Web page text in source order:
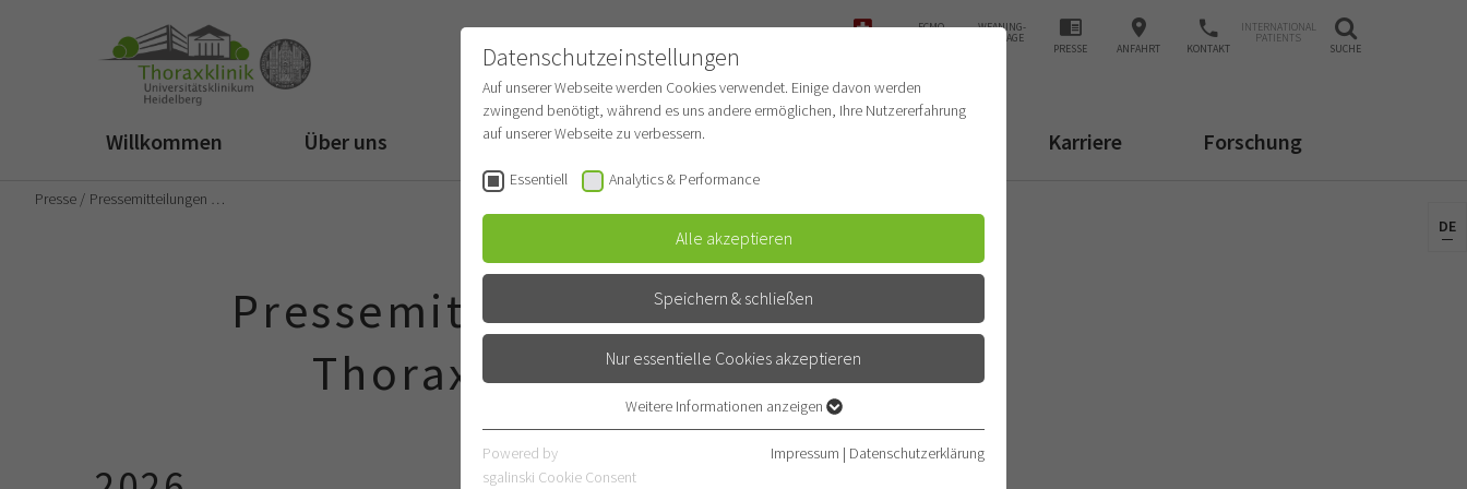
ECMO- WEANING-
ANFRAGE
PRESSE ANFAHRT KONTAKT
INTERNATIONAL
PATIENTS
SUCHE
Willkommen Über uns Für Patienten Für Ärzte Karriere Forschung
Presse Pressemitteilungen …
Pressemitteilungen
Thoraxklinik
DE
Datenschutzeinstellungen
Auf unserer Webseite werden Cookies verwendet. Einige davon werden
zwingend benötigt, während es uns andere ermöglichen, Ihre Nutzererfahrung
auf unserer Webseite zu verbessern.
Essentiell Analytics & Performance
Alle akzeptieren
Speichern & schließen
Nur essentielle Cookies akzeptieren
Essentielle Cookies werden für grundlegende Funktionen der Webseite
benötigt. Dadurch ist gewährleistet, dass die Webseite einwandfrei
Weitere Informationen anzeigen
Powered by
sgalinski Cookie Consent
Impressum | Datenschutzerklärung